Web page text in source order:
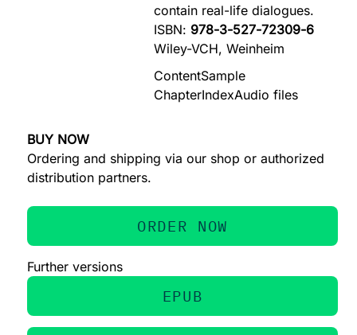
contain real-life dialogues.
ISBN: 978-3-527-72309-6
Wiley-VCH, Weinheim
ContentSample
ChapterIndexAudio files
BUY NOW
Ordering and shipping via our shop or authorized
distribution partners.
ORDER NOW
Further versions
EPUB